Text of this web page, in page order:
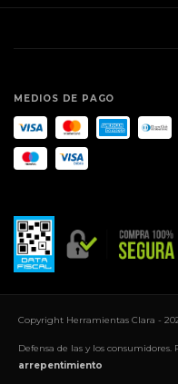
MEDIOS DE PAGO
Copyright Herramientas Clara -
Defensa de las y los consumidores.
arrepentimiento